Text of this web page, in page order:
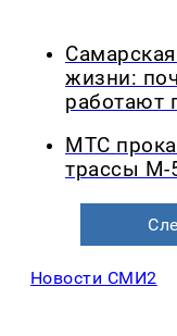
жизни:
работают
МТС
трассы М-
Новости СМИ2